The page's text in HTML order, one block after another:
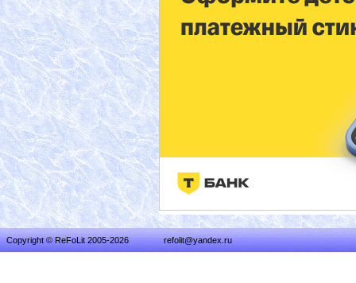
Copyright © ReFoLit 2005-2026 refolit@yandex.ru